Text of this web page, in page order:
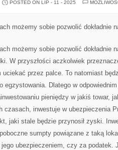
POSTED ON LIP - 11 - 2025
możemy sobie pozwolić dokładnie
możemy sobie pozwolić dokładnie
W przyszłości aczkolwiek
uciekać przez palce. To natomiast
egzystowania. Dlatego w
pieniędzy w jakiś towar,
czasach, inwestuje w ubezpieczenia
jaki stale będzie przynosił zyski.
sumpty powiązane z taką
ubezpieczeniem, czy za podatek.